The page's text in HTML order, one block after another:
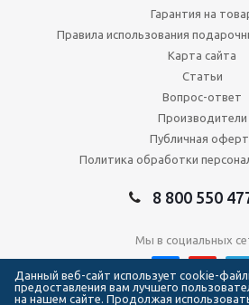
Гарантия на
Правила использования
Карта сайта
Статьи
Вопрос-ответ
Производители
Публичная
Политика обработки
8 800 550
Мы в социальных
Данный веб-сайт использует cookie-
предоставления вам лучшего
на нашем сайте. Продолжая